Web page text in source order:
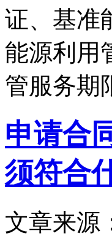
证、基准
能源利用
管服务期
申请合
须符合
文章来源